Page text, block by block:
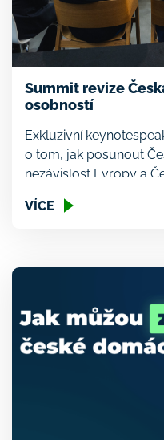
Summit revize
osobností
Exkluzivní
o tom, jak posunout
nezávislost Evropy a
Donald Trump? Jaké
témat, o kterých se
VÍCE